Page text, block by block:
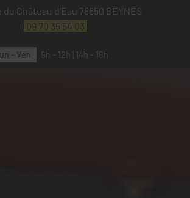
du Château d'Eau 78650 BEYNES
09 70 35 54 03
- Ven 9h - 12h | 14h - 18h